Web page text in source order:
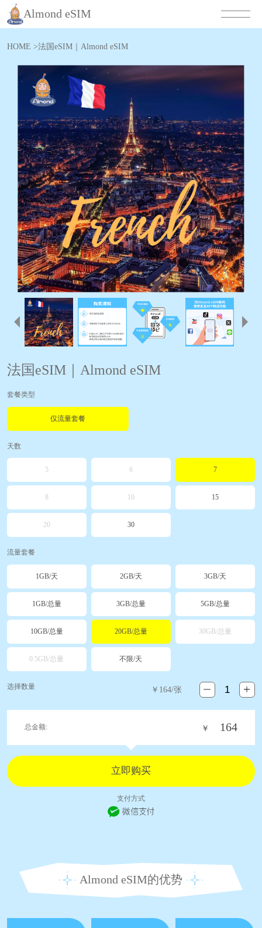
Almond eSIM
HOME >法国eSIM｜Almond eSIM
法国eSIM｜Almond eSIM
套餐类型
仅流量套餐
天数
5 6 7
8 10 15
20 30
流量套餐
1GB/天 2GB/天 3GB/天
1GB/总量 3GB/总量 5GB/总量
10GB/总量 20GB/总量 30GB/总量
0.5GB/总量 不限/天
选择数量 ￥ 164/张
总金额: ￥ 164
支付方式
Almond eSIM的优势